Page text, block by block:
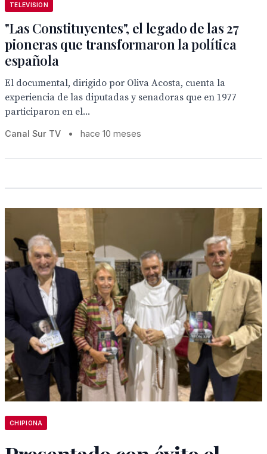
TELEVISION
"Las Constituyentes", el legado de las 27
pioneras que transformaron la política
española
El documental, dirigido por Oliva Acosta, cuenta la
experiencia de las diputadas y senadoras que en 1977
participaron en el...
Canal Sur TV • hace 10 meses
CHIPIONA